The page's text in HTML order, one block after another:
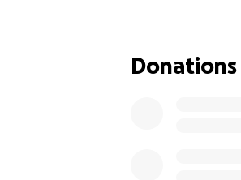
Donations